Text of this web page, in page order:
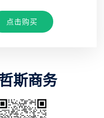
点击购买
斯商务